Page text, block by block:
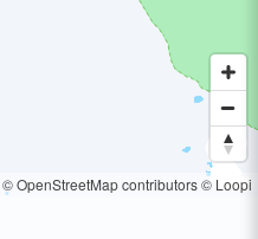
© OpenStreetMap contributors© Loopi